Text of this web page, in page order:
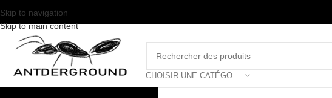
Skip to navigation
Skip to main content